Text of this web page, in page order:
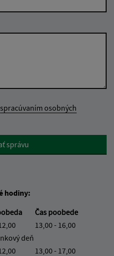
spracúvaním osobných
správu
hodiny:
Čas poobede
13,00 - 16,00
deň
13,00 - 17,00